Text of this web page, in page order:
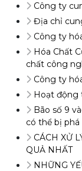
Công ty
Địa chỉ
Công ty
Hóa Chất
chất công
Công ty
Hoạt động
Bão số 9
có thể bị
CÁCH XỬ
QUẢ NHẤT
NHỮNG